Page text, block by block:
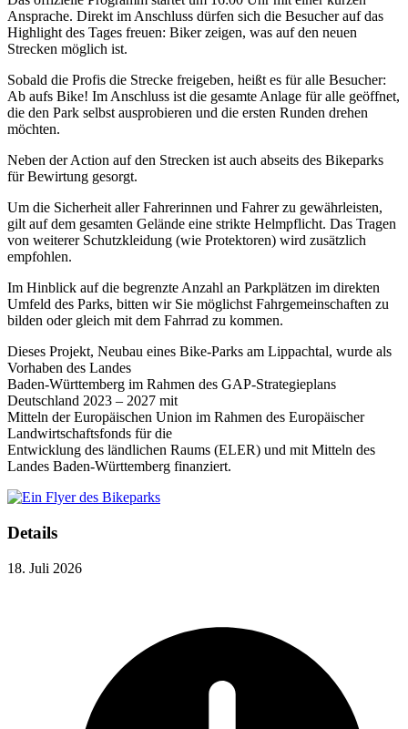
Ansprache. Direkt im Anschluss dürfen sich die Besucher auf das
Highlight des Tages freuen: Biker zeigen, was auf den neuen
Strecken möglich ist.
Sobald die Profis die Strecke freigeben, heißt es für alle Besucher:
Ab aufs Bike! Im Anschluss ist die gesamte Anlage für alle geöffnet,
die den Park selbst ausprobieren und die ersten Runden drehen
möchten.
Neben der Action auf den Strecken ist auch abseits des Bikeparks
für Bewirtung gesorgt.
Um die Sicherheit aller Fahrerinnen und Fahrer zu gewährleisten,
gilt auf dem gesamten Gelände eine strikte Helmpflicht. Das Tragen
von weiterer Schutzkleidung (wie Protektoren) wird zusätzlich
empfohlen.
Im Hinblick auf die begrenzte Anzahl an Parkplätzen im direkten
Umfeld des Parks, bitten wir Sie möglichst Fahrgemeinschaften zu
bilden oder gleich mit dem Fahrrad zu kommen.
Dieses Projekt, Neubau eines Bike-Parks am Lippachtal, wurde als
Vorhaben des Landes
Baden-Württemberg im Rahmen des GAP-Strategieplans
Deutschland 2023 – 2027 mit
Mitteln der Europäischen Union im Rahmen des Europäischer
Landwirtschaftsfonds für die
Entwicklung des ländlichen Raums (ELER) und mit Mitteln des
Landes Baden-Württemberg finanziert.
Details
18. Juli 2026